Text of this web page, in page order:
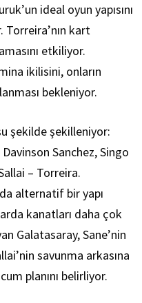
ideal oyun yapısını
Torreira’nın kart
etkiliyor.
ikilisini, onların
bekleniyor.
şekilde şekilleniyor:
Sanchez, Singo
– Torreira.
alternatif bir yapı
kanatları daha çok
Galatasaray, Sane’nin
savunma arkasına
planını belirliyor.